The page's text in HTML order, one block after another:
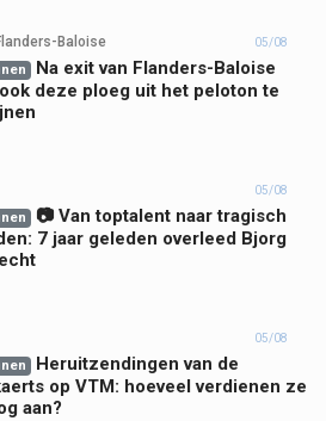
Baloise 05/08
Na exit van Flanders-Baloise
deze ploeg uit het peloton te
05/08
📷 Van toptalent naar tragisch
7 jaar geleden overleed Bjorg
05/08
Heruitzendingen van de
op VTM: hoeveel verdienen ze
aan?